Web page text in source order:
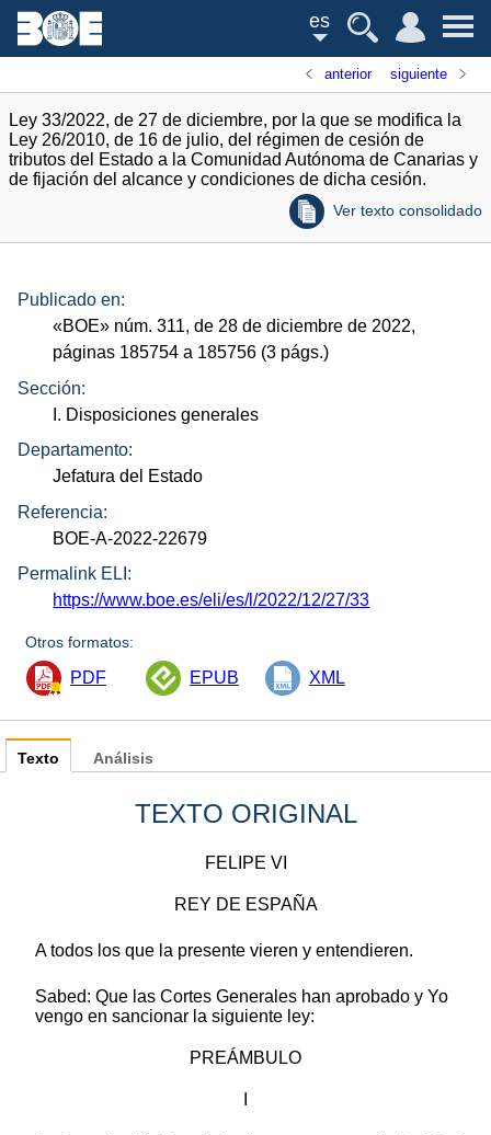
es
anterior siguiente
Ley 33/2022, de 27 de diciembre, por la que se modifica la
Ley 26/2010, de 16 de julio, del régimen de cesión de
tributos del Estado a la Comunidad Autónoma de Canarias y
de fijación del alcance y condiciones de dicha cesión.
Ver texto consolidado
Publicado en:
«BOE» núm. 311, de 28 de diciembre de 2022,
páginas 185754 a 185756 (3 págs.)
Sección:
I. Disposiciones generales
Departamento:
Jefatura del Estado
Referencia:
BOE-A-2022-22679
Permalink ELI:
https://www.boe.es/eli/es/l/2022/12/27/33
Otros formatos:
PDF EPUB XML
Texto
TEXTO ORIGINAL
FELIPE VI
REY DE ESPAÑA
A todos los que la presente vieren y entendieren.
Sabed: Que las Cortes Generales han aprobado y Yo
vengo en sancionar la siguiente ley:
PREÁMBULO
Análisis